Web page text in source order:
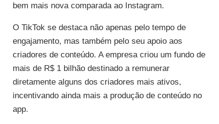
bem mais nova comparada ao Instagram.
O TikTok se destaca não apenas pelo tempo de
engajamento, mas também pelo seu apoio aos
criadores de conteúdo. A empresa criou um fundo de
mais de R$ 1 bilhão destinado a remunerar
diretamente alguns dos criadores mais ativos,
incentivando ainda mais a produção de conteúdo no
app.